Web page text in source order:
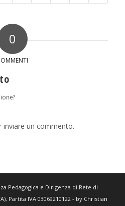
0
inviare un commento.
Pedagogica e Dirigenza di Rete di
Partita IVA 03069210122 - by Christian